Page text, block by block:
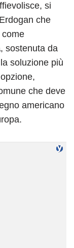
si
che
, sostenuta da
soluzione più
che deve
americano